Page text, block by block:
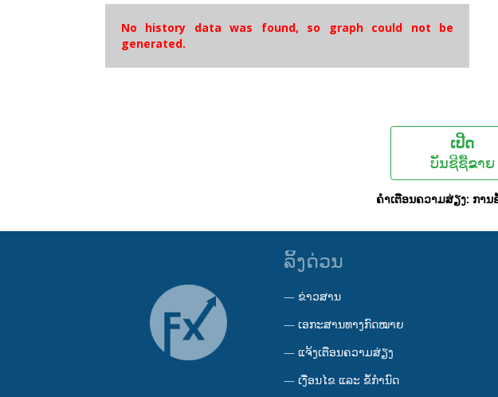
No history data was found, so graph could not be
generated.
ເປີດ
ບັນຊີຊື້ຂາຍ
ຄໍາເຕືອນຄວາມສ່ຽງ: ກາ
ລິ້ງດ່ວນ
— ຂ່າວສານ
— ເອກະສານທາງກົດໝາຍ
— ແຈ້ງເຕືອນຄວາມສ່ຽງ
— ເງື່ອນໄຂ ແລະ ຂໍ້ກໍານົດ